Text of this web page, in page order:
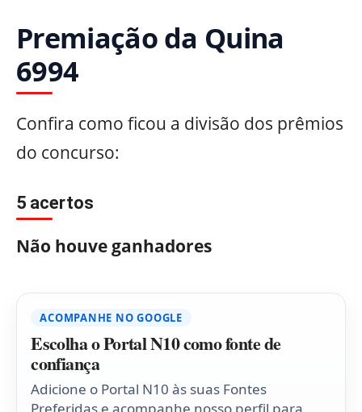
Premiação da Quina
6994
Confira como ficou a divisão dos prêmios
do concurso:
5 acertos
Não houve ganhadores
ACOMPANHE NO GOOGLE
Escolha o Portal N10 como fonte de
confiança
Adicione o Portal N10 às suas Fontes